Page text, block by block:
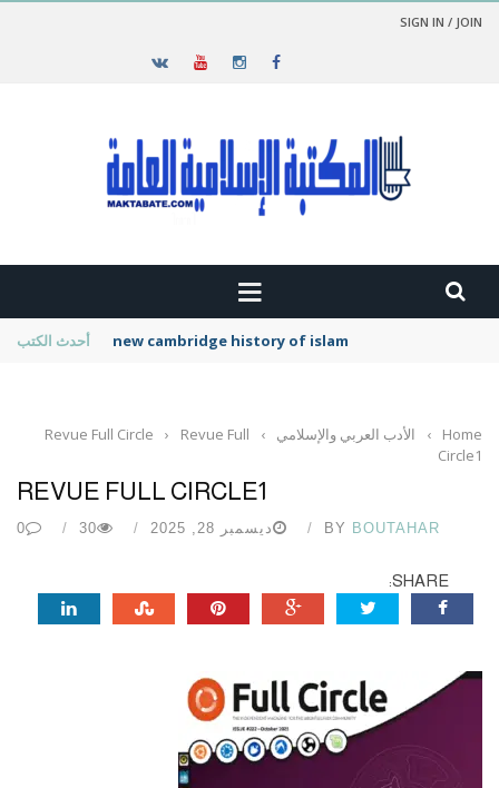
SIGN IN / JOIN
أحدث الكتب new cambridge history of islam
Home
› الأدب العربي والإسلامي ›
Revue Full Circle ›
Revue Full
Circle1
REVUE FULL CIRCLE1
BY BOUTAHAR ديسمبر 28, 2025 30
0
SHARE: